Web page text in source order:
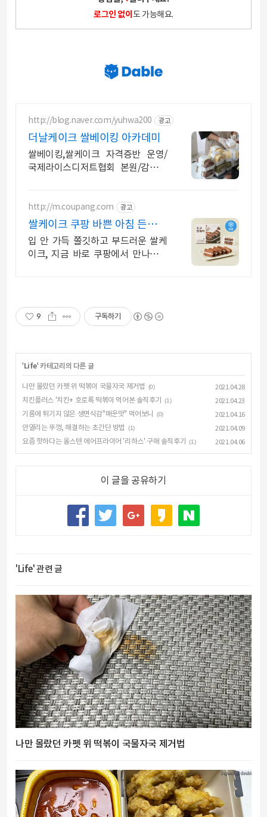
로그인 없이 도 가능해요.
http://blog.naver.com/yuhwa200 광고
더날케이크 쌀베이킹 아카데미
쌀베이킹,쌀케이크 자격증반 운영/
국제라이스디저트협회 본원/감성쌀
http://m.coupang.com 광고
쌀케이크 쿠팡 바쁜 아침 든든한
한 끼
입 안 가득 쫄깃하고 부드러운 쌀케
이크, 지금 바로 쿠팡에서 만나보세
9 구독하기
' Life' 카테고리의 다른 글
나만 몰랐던 카펫 위 떡볶이 국물자국 제거법 (0)
2021.04.28
치킨플러스 '치킨+ 호로록 떡볶이 먹어본 솔직후기
(1)
2021.04.23
기름에 튀기지 않은 생면식감"매운맛" 먹어보니
(0)
2021.04.16
안열리는 뚜껑, 해결하는 초간단 방법
(1)
2021.04.09
요즘 핫하다는 올스텐 에어프라이어 '리하스' 구매 솔직후기
(1) 2021.04.06
이 글을 공유하기
'Life' 관련 글
나만 몰랐던 카펫 위 떡볶이 국물자국 제거법